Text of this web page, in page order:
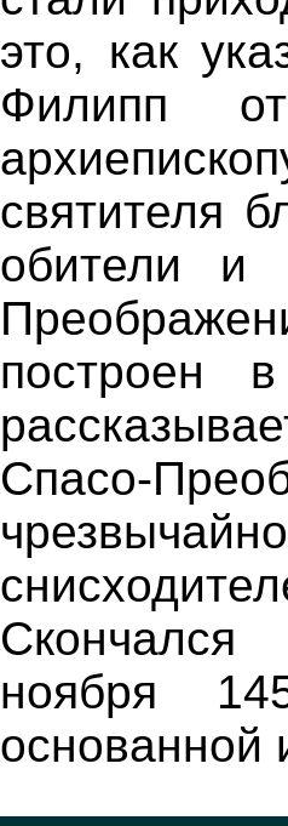
это, как
Филипп
святителя
обители и
построен
Спасо-
ноября
основанной